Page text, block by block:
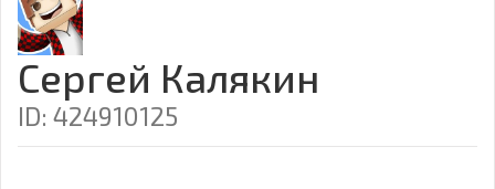
Сергей Калякин
ID: 424910125